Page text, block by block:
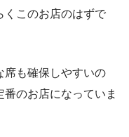
くこのお店のはずで
席も確保しやすいの
のお店になっていま